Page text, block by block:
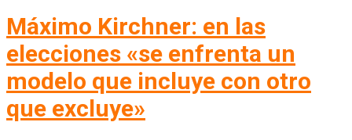
Máximo Kirchner: en las
elecciones «se enfrenta un
modelo que incluye con otro
que excluye»